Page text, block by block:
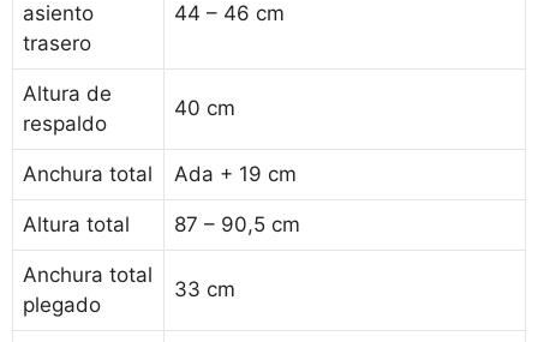
asiento
trasero
44 – 46 cm
Altura de
respaldo
40 cm
Anchura total Ada + 19 cm
Altura total 87 – 90,5 cm
Anchura total
plegado
33 cm